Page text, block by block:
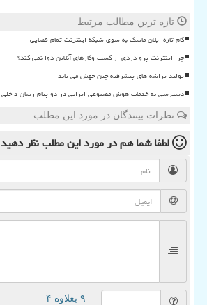
تازه ترین مطالب مرتبط
گام تازه ایلان ماسک به سوی شبکه اینترنت تمام فضایی
چرا اینترنت پرو دردی از کسب وکارهای آنلاین دوا نمی کند؟
تولید تراشه های پیشرفته چین جهش می یابد
دسترسی به خدمات هوش مصنوعی ایرانی در دو پیام رسان داخلی
نظرات بینندگان در مورد این مطلب
لطفا شما همدر مورد این مطلبنظر دهید
= ۹ بعلاوه ۴